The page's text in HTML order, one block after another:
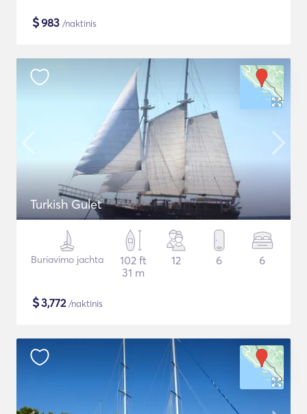
$983 /naktinis
Turkish Gulet
Buriavimo jachta
102 ft
31 m
12 6 6
$3,772/naktinis